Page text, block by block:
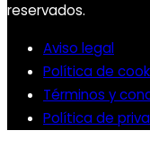
reservados.
Aviso legal
Política de
Términos y
Política de